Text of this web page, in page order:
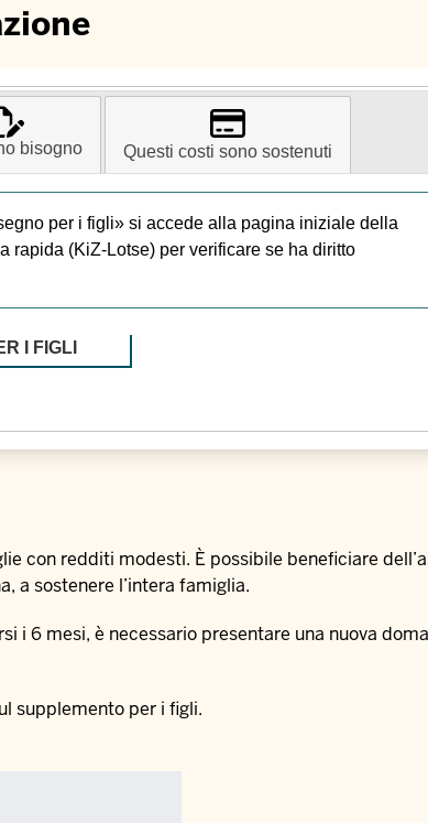
bisogno Questi costi sono sostenuti
per i figli» si accede alla pagina iniziale della
rapida (KiZ-Lotse) per verificare se ha diritto
I FIGLI
con redditi modesti. È possibile beneficiare
a sostenere l’intera famiglia.
i 6 mesi, è necessario presentare una nuova
supplemento per i figli.